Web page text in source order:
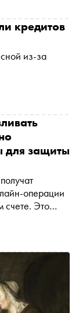
кредитов
из-за
для защиты
операции
счете. Это